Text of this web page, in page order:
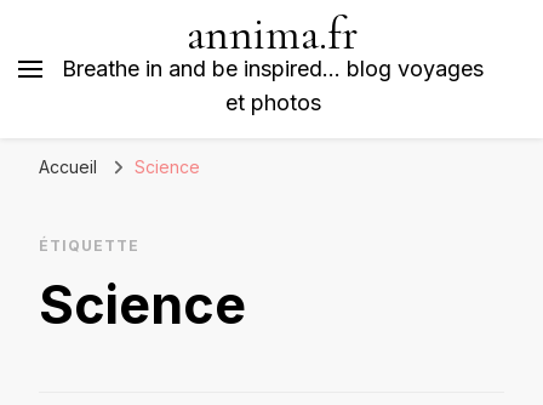
annima.fr
Breathe in and be inspired… blog voyages
et photos
Accueil Science
ÉTIQUETTE
Science